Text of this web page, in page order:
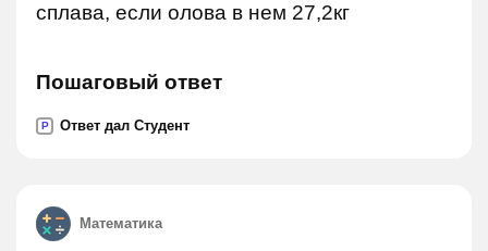
сплава, если олова в нем 27,2кг
Пошаговый ответ
P Ответ дал Студент
Математика